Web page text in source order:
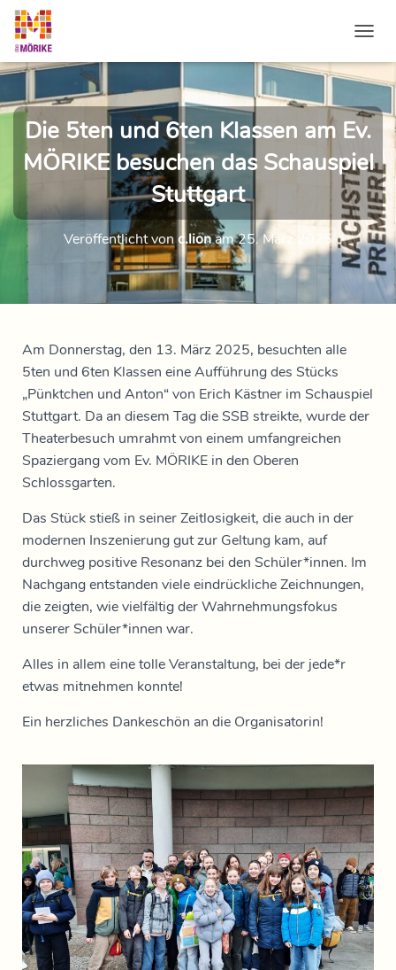
Die 5ten und 6ten Klassen am Ev.
MÖRIKE besuchen das Schauspiel
Stuttgart
Veröffentlicht vonc.lionam25. März 2025
Am Donnerstag, den 13. März 2025, besuchten alle
5ten und 6ten Klassen eine Aufführung des Stücks
„Pünktchen und Anton“ von Erich Kästner im Schauspiel
Stuttgart. Da an diesem Tag die SSB streikte, wurde der
Theaterbesuch umrahmt von einem umfangreichen
Spaziergang vom Ev. MÖRIKE in den Oberen
Schlossgarten.
Das Stück stieß in seiner Zeitlosigkeit, die auch in der
modernen Inszenierung gut zur Geltung kam, auf
durchweg positive Resonanz bei den Schüler*innen. Im
Nachgang entstanden viele eindrückliche Zeichnungen,
die zeigten, wie vielfältig der Wahrnehmungsfokus
unserer Schüler*innen war.
Alles in allem eine tolle Veranstaltung, bei der jede*r
etwas mitnehmen konnte!
Ein herzliches Dankeschön an die Organisatorin!